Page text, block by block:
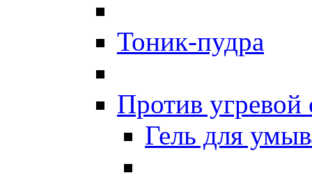
Тоник-пудра
Против
Гель для